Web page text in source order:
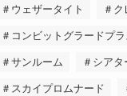
＃ウェザータイト ＃
＃コンビットグラードプ
＃サンルーム ＃シア
＃スカイプロムナード